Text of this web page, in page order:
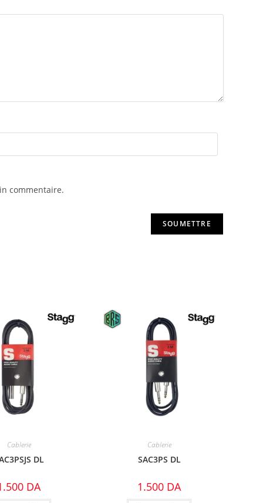
commentaire.
Cablerie
DL
DA
Cablerie
SAC3PS DL
1.500 DA